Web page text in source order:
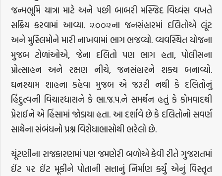
જન્મભૂમિ યાત્રા માટે અને પછી બાબરી મસ્જિદ વિધ્વંસ વખતે
સક્રિય કરવામાં આવ્યા. ૨૦૦૨ના જનસંહારમાં દલિતોએ લૂંટ
અને મુસ્લિમોને મારી નાખવામાં ભાગ ભજવ્યો. વ્યવસ્થિત યોજના
મુજબ ટોળાંઓએ, જેના દલિતો પણ ભાગ હતા, પોલીસના
પ્રોત્સાહન અને રક્ષણ નીચે, જનસંહારને શક્ય બનાવ્યો.
ઘનશ્યામ શાહના કહેવા મુજબ એ જરૂરી નથી કે દલિતોનું
હિંદુત્વની વિચારધારાને કે ભા.જ.પ.ને સમર્થન હતું કે કોમવાદથી
પ્રેરાઈને એ હિંસામાં જોડાયા હતા. આ દર્શાવે છે કે દલિતોનો સવર્ણ
સાથેના સંબંધનો પ્રશ્ન વિરોધાભાસોથી ભરેલો છે.
ચૂંટણીના રાજકારણમાં પણ જમણેરી બળોએ કેવી રીતે ગુજરાતમાં
ઈંટ પર ઈંટ મૂકીને પોતાની સત્તાનું નિર્માણ કર્યું એનું વિસ્તૃત